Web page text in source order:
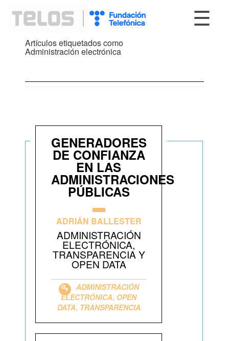
☰
Artículos etiquetados como
Administración electrónica
GENERADORES
DE CONFIANZA
EN LAS
ADMINISTRACIONES
PÚBLICAS
ADRIÁN BALLESTER
ADMINISTRACIÓN
ELECTRÓNICA,
TRANSPARENCIA Y
OPEN DATA
ADMINISTRACIÓN
ELECTRÓNICA, OPEN
DATA, TRANSPARENCIA